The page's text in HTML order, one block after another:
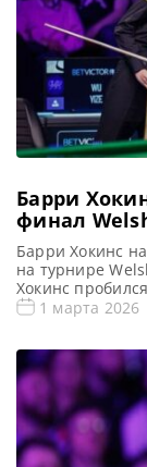
Барри
финал
Барри Хокинс
на турнире
Хокинс
отразив натиск
с 1-4 до 4-4. […]
1 марта 2026